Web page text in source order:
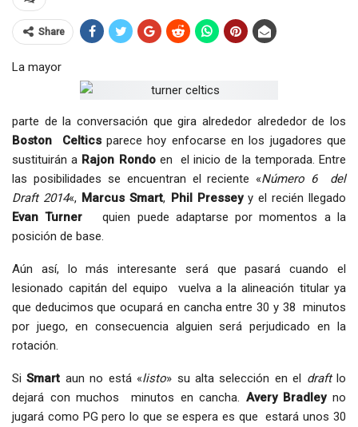
Share
La mayor
parte de la conversación que gira alrededor alrededor de los
Boston Celticsparece hoy enfocarse en los jugadores que
sustituirán a Rajon Rondoen el inicio de la temporada. Entre
las posibilidades se encuentran el reciente «Número 6 del
Draft 2014«, Marcus Smart, Phil Presseyy el recién llegado
Evan Turner quien puede adaptarse por momentos a la
posición de base.
Aún así, lo más interesante será que pasará cuando el
lesionado capitán del equipo vuelva a la alineación titular ya
que deducimos que ocupará en cancha entre 30 y 38 minutos
por juego, en consecuencia alguien será perjudicado en la
rotación.
Si Smart aun no está «listo» su alta selección en el draftlo
dejará con muchos minutos en cancha. Avery Bradleyno
jugará como PG pero lo que se espera es que estará unos 30